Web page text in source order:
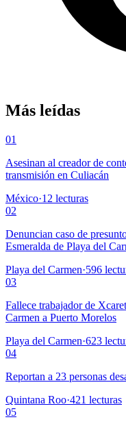
Más leídas
01
Asesinan al creador de
transmisión en Culiacán
México·12 lecturas
02
Denuncian caso de
Esmeralda de Playa del
Playa del Carmen·596
03
Fallece trabajador de
Carmen a Puerto Morelos
Playa del Carmen·623
04
Reportan a 23 personas
Quintana Roo·421 lecturas
05